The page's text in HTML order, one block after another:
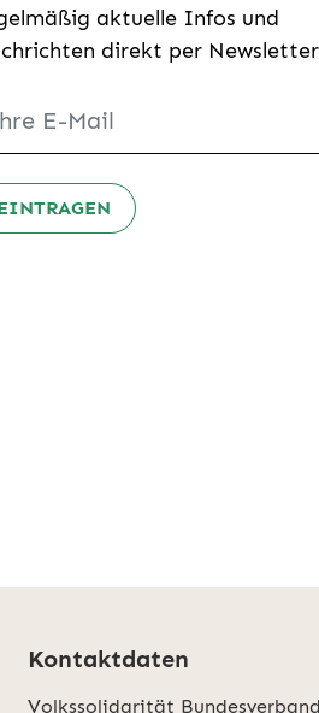
aktuelle Infos und
direkt per
Kontaktdaten
Volkssolidarität